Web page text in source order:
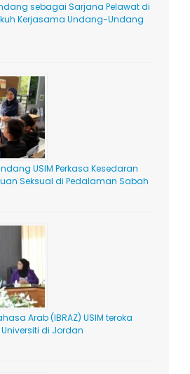
sebagai Sarjana Pelawat di
Kerjasama Undang-Undang
USIM Perkasa Kesedaran
Seksual di Pedalaman Sabah
Arab (IBRAZ) USIM teroka
di Jordan